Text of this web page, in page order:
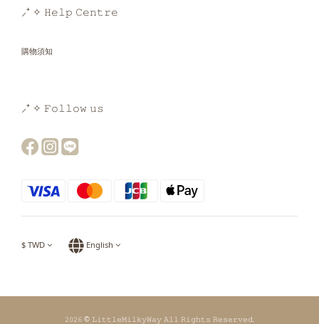
⸝⁺ ✧ 𝙷𝚎𝚕𝚙 𝙲𝚎𝚗𝚝𝚛𝚎
購物須知
⸝⁺ ✧ 𝙵𝚘𝚕𝚕𝚘𝚠 𝚞𝚜
$ TWD English
𝟸𝟶𝟸𝟼 © 𝙻𝚒𝚝𝚝𝚕𝚎𝙼𝚒𝚕𝚔𝚢𝚆𝚊𝚢 𝙰𝚕𝚕 𝚁𝚒𝚐𝚑𝚝𝚜 𝚁𝚎𝚜𝚎𝚛𝚟𝚎𝚍.